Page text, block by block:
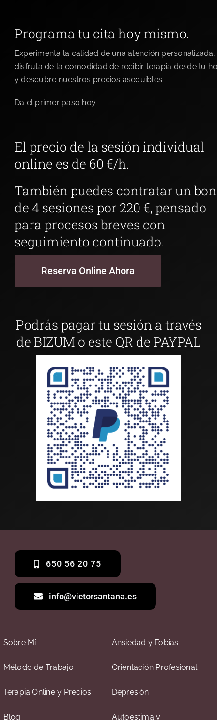
Programa tu cita hoy mismo.
Experimenta la calidad de una atención personalizada,
disfruta de la comodidad de recibir terapia desde tu
y descubre nuestros precios asequibles.
Da el primer paso hoy.
El precio de la sesión individual
online es de 60 €/h.
También puedes contratar un
de 4 sesiones por 220 €, pensado
para procesos breves con
seguimiento continuado.
Reserva Online Ahora
Podrás pagar tu sesión a través
de BIZUM o este QR de PAYPAL
650 56 20 75
info@victorsantana.es
Sobre Mí
Método de Trabajo
Terapia Online y Precios
Blog
Ansiedad y Fobias
Orientación Profesional
Depresión
Autoestima y